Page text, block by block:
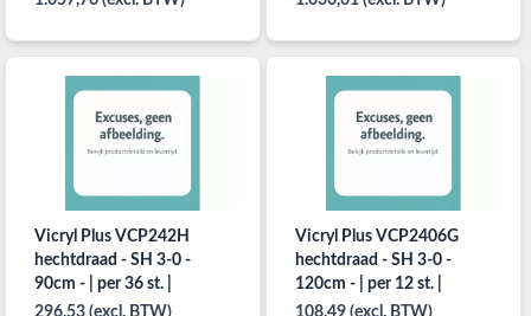
Vicryl Plus VCP242H
hechtdraad - SH 3-0 -
90cm - | per 36 st. |
296,53 (excl. BTW)
Vicryl Plus VCP2406G
hechtdraad - SH 3-0 -
120cm - | per 12 st. |
108,49 (excl. BTW)